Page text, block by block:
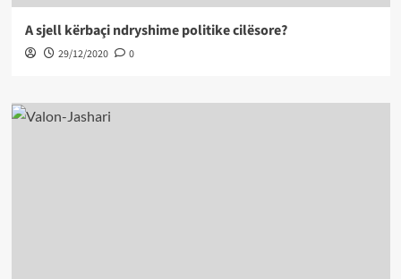
A sjell kërbaçi ndryshime politike cilësore?
29/12/2020 0